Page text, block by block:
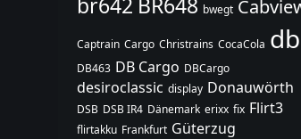
bwegt
Captrain Cargo Christrains CocaCola db
DB463 DB Cargo DBCargo
desiroclassic display Donauwörth
DSB DSB IR4 Dänemark erixx fix Flirt3
flirtakku Frankfurt Güterzug